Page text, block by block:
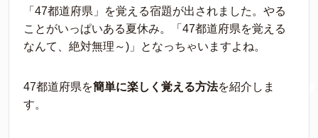
「47都道府県」を覚える宿題が出されました。やる
ことがいっぱいある夏休み。「47都道府県を覚える
なんて、絶対無理～)」となっちゃいますよね。
47都道府県を簡単に楽しく覚える方法を紹介しま
す。